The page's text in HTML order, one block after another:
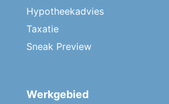
Hypotheekadvies
Taxatie
Sneak Preview
Werkgebied